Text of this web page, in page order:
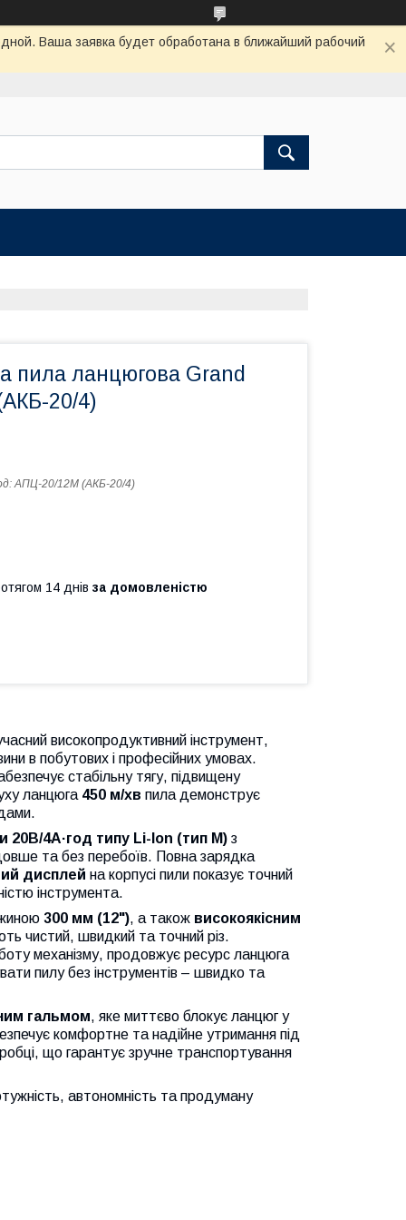
Ваша заявка будет обработана в ближайший рабочий
пила ланцюгова Grand
20/4)
АПЦ-20/12M (АКБ-20/4)
14 днів за домовленістю
високопродуктивний інструмент,
в побутових і професійних умовах.
стабільну тягу, підвищену
ланцюга 450 м/хв пила демонструє
20В/4А·год типу Li-Ion (тип М) з
та без перебоїв. Повна зарядка
дисплей на корпусі пили показує точний
інструмента.
300 мм (12"), а також високоякісним
чистий, швидкий та точний різ.
механізму, продовжує ресурс ланцюга
пилу без інструментів – швидко та
гальмом, яке миттєво блокує ланцюг у
комфортне та надійне утримання під
що гарантує зручне транспортування
автономність та продуману